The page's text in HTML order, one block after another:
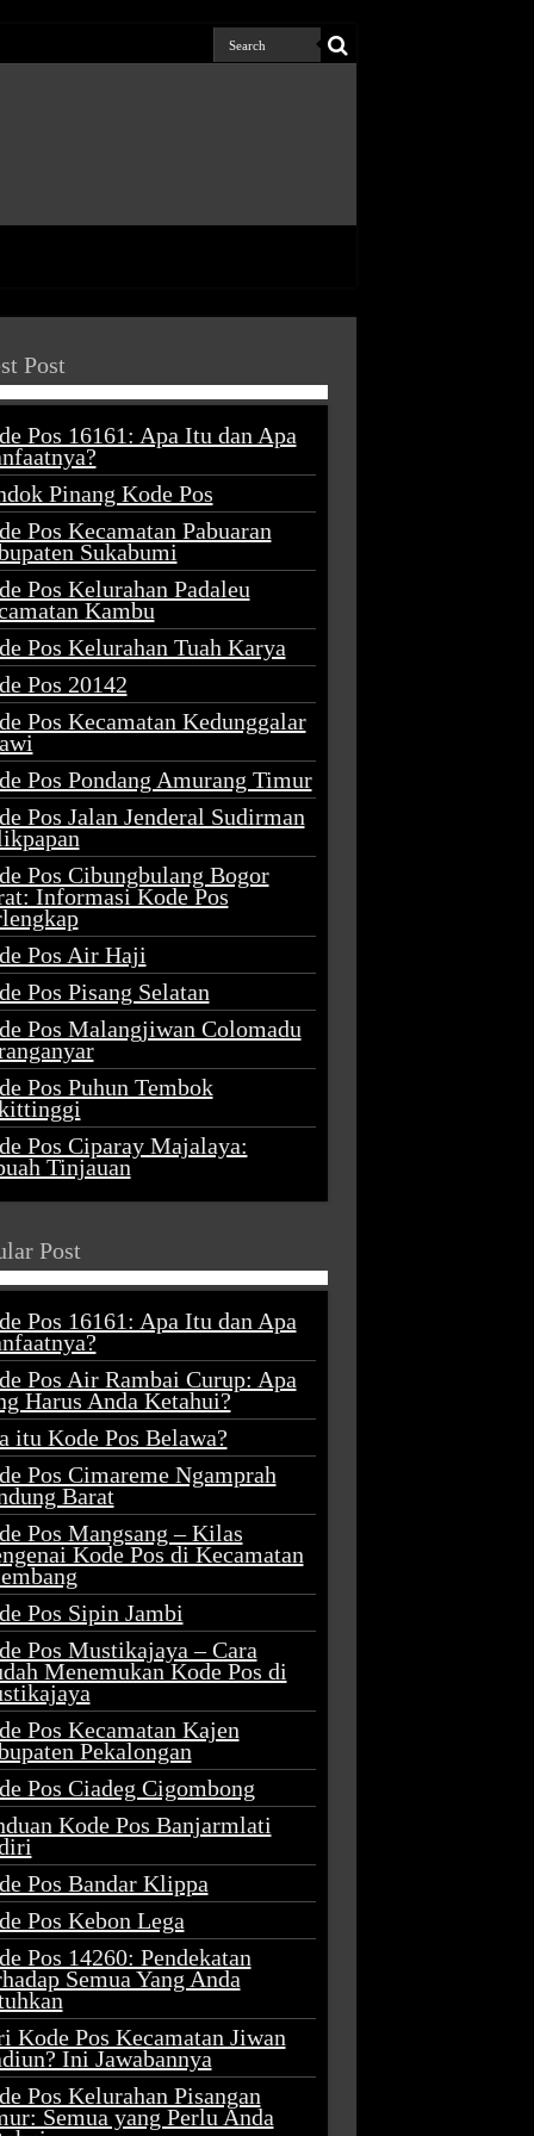
Post
Pos 16161: Apa Itu dan Apa
Pinang Kode Pos
Pos Kecamatan Pabuaran
Sukabumi
Pos Kelurahan Padaleu
Kambu
Pos Kelurahan Tuah Karya
Pos 20142
Pos Kecamatan Kedunggalar
Pos Pondang Amurang Timur
Pos Jalan Jenderal Sudirman
Pos Cibungbulang Bogor
Informasi Kode Pos
Pos Air Haji
Pos Pisang Selatan
Pos Malangjiwan Colomadu
Pos Puhun Tembok
Pos Ciparay Majalaya:
Tinjauan
Post
Pos 16161: Apa Itu dan Apa
Pos Air Rambai Curup: Apa
Harus Anda Ketahui?
itu Kode Pos Belawa?
Pos Cimareme Ngamprah
Barat
Pos Mangsang – Kilas
Kode Pos di Kecamatan
Pos Sipin Jambi
Pos Mustikajaya – Cara
Menemukan Kode Pos di
Pos Kecamatan Kajen
Pekalongan
Pos Ciadeg Cigombong
Kode Pos Banjarmlati
Pos Bandar Klippa
Pos Kebon Lega
Pos 14260: Pendekatan
Semua Yang Anda
Kode Pos Kecamatan Jiwan
Ini Jawabannya
Pos Kelurahan Pisangan
Semua yang Perlu Anda